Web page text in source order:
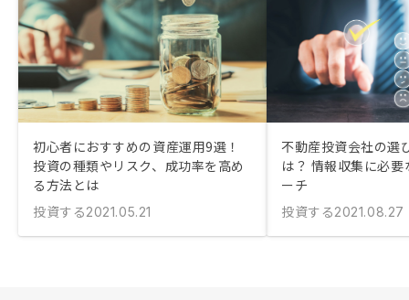
初心者におすすめの資産運用9選！
投資の種類やリスク、成功率を高め
る方法とは
投資する2021.05.21
不動産投資会社の選
は？ 情報収集に必
ーチ
投資する2021.08.27